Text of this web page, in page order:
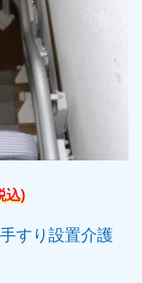
込)
すり設置介護